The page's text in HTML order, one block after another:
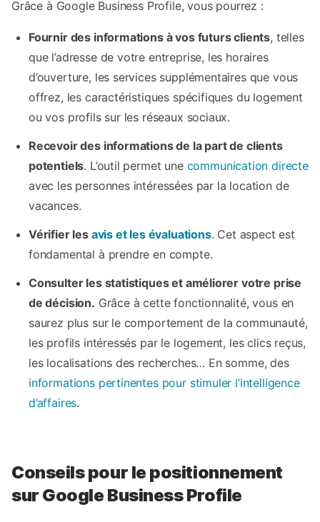
Grâce à Google Business Profile, vous pourrez :
Fournir des informations à vos futurs clients, telles
que l’adresse de votre entreprise, les horaires
d’ouverture, les services supplémentaires que vous
offrez, les caractéristiques spécifiques du logement
ou vos profils sur les réseaux sociaux.
Recevoir des informations de la part de clients
potentiels. L’outil permet une communication directe
avec les personnes intéressées par la location de
vacances.
Vérifier les avis et les évaluations. Cet aspect est
fondamental à prendre en compte.
Consulter les statistiques et améliorer votre prise
de décision. Grâce à cette fonctionnalité, vous en
saurez plus sur le comportement de la communauté,
les profils intéressés par le logement, les clics reçus,
les localisations des recherches… En somme, des
informations pertinentes pour stimuler l’intelligence
d’affaires.
Conseils pour le positionnement
sur Google Business Profile